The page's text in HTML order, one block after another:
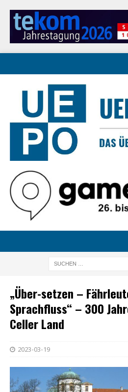
„Über-setzen –
Sprachfluss“ – 300
Celler Land
2023-03-19